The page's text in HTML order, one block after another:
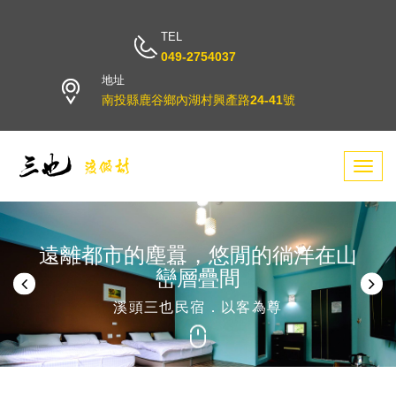
TEL
049-2754037
地址
南投縣鹿谷鄉內湖村興產路24-41號
遠離都市的塵囂，悠閒的徜洋在山
巒層疊間
溪頭三也民宿．以客為尊